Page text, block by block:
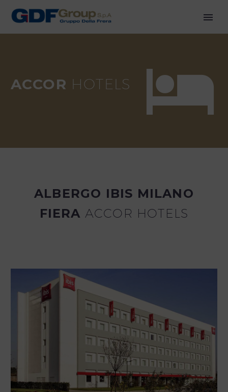


ACCOR HOTELS
ALBERGO IBIS MILANO
FIERA ACCOR HOTELS